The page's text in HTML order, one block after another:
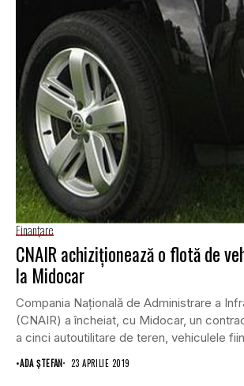
Finanţare
CNAIR achiziţionează o flotă de
la Midocar
Compania Naţională de Administrare a
(CNAIR) a încheiat, cu Midocar, un
a cinci autoutilitare de teren, vehiculele
•ADA ȘTEFAN 23 APRILIE 2019